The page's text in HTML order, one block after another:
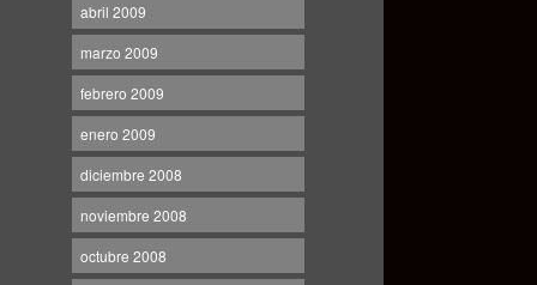
abril 2009
marzo 2009
febrero 2009
enero 2009
diciembre 2008
noviembre 2008
octubre 2008